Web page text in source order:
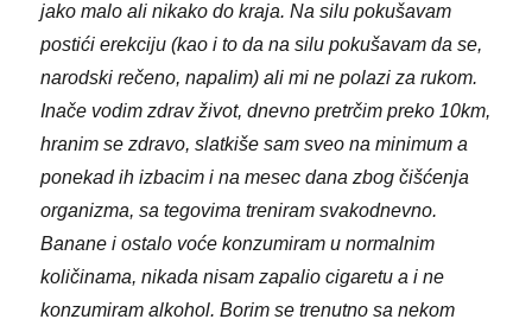
jako malo ali nikako do kraja. Na silu pokušavam
postići erekciju (kao i to da na silu pokušavam da se,
narodski rečeno, napalim) ali mi ne polazi za rukom.
Inače vodim zdrav život, dnevno pretrčim preko 10km,
hranim se zdravo, slatkiše sam sveo na minimum a
ponekad ih izbacim i na mesec dana zbog čišćenja
organizma, sa tegovima treniram svakodnevno.
Banane i ostalo voće konzumiram u normalnim
količinama, nikada nisam zapalio cigaretu a i ne
konzumiram alkohol. Borim se trenutno sa nekom